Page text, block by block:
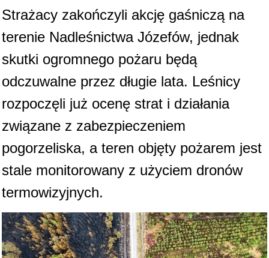
Strażacy zakończyli akcję gaśniczą na
terenie Nadleśnictwa Józefów, jednak
skutki ogromnego pożaru będą
odczuwalne przez długie lata. Leśnicy
rozpoczęli już ocenę strat i działania
związane z zabezpieczeniem
pogorzeliska, a teren objęty pożarem jest
stale monitorowany z użyciem dronów
termowizyjnych.